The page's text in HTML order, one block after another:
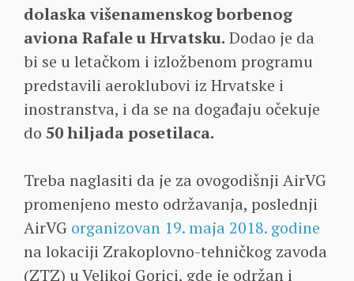
dolaska višenamenskog borbenog
aviona Rafale u Hrvatsku. Dodao je da
bi se u letačkom i izložbenom programu
predstavili aeroklubovi iz Hrvatske i
inostranstva, i da se na događaju očekuje
do 50 hiljada posetilaca.
Treba naglasiti da je za ovogodišnji AirVG
promenjeno mesto održavanja, poslednji
AirVG organizovan 19. maja 2018. godine
na lokaciji Zrakoplovno-tehničkog zavoda
(ZTZ) u Velikoj Gorici, gde je održan i